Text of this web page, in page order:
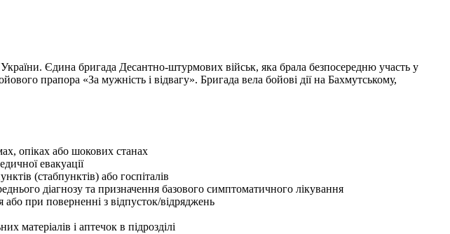
Єдина бригада Десантно-штурмових військ, яка брала безпосередню участь у
прапора «За мужність і відвагу». Бригада вела бойові дії на Бахмутському,
опіках або шокових станах
евакуації
(стабпунктів) або госпіталів
діагнозу та призначення базового симптоматичного лікування
або при поверненні з відпусток/відряджень
матеріалів і аптечок в підрозділі